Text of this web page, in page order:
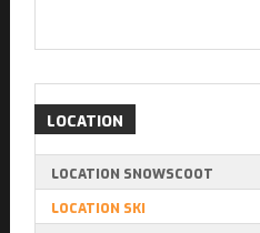
LOCATION
LOCATION SNOWSCOOT
LOCATION SKI